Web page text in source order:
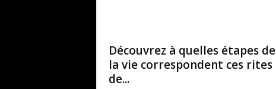
Découvrez à quelles étapes de
la vie correspondent ces rites
de...